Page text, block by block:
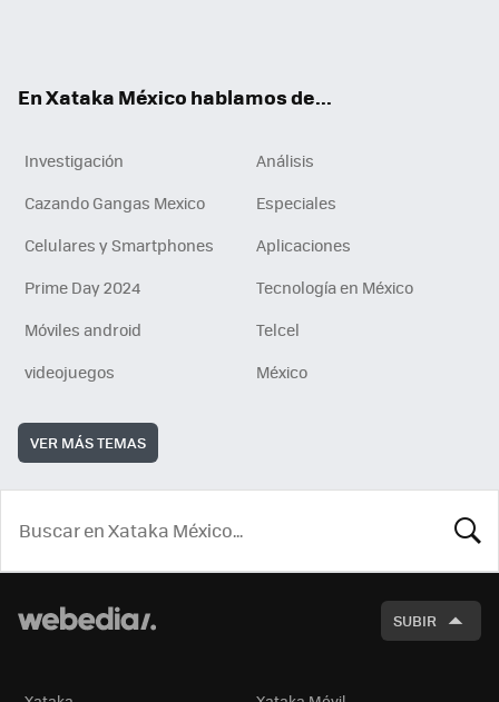
En Xataka México hablamos de...
Investigación
Análisis
Cazando Gangas Mexico
Especiales
Celulares y Smartphones
Aplicaciones
Prime Day 2024
Tecnología en México
Móviles android
Telcel
videojuegos
México
VER MÁS TEMAS
SUBIR